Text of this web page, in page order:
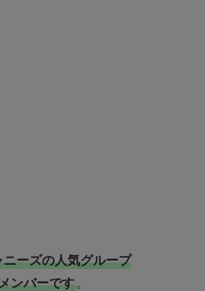
ーズの人気グループ
ンバーです。